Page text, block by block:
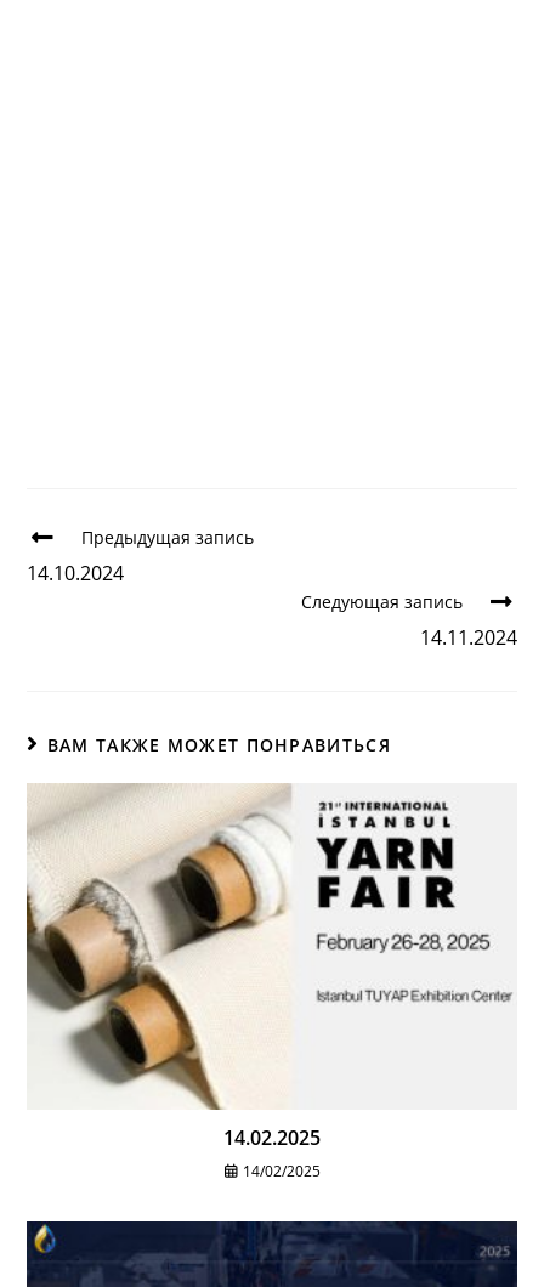
Предыдущая запись
14.10.2024
Следующая запись
14.11.2024
ВАМ ТАКЖЕ МОЖЕТ ПОНРАВИТЬСЯ
14.02.2025
14/02/2025